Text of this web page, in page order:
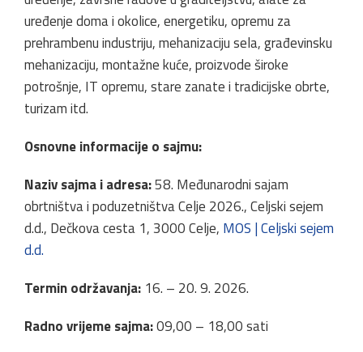
uređenje doma i okolice, energetiku, opremu za
prehrambenu industriju, mehanizaciju sela, građevinsku
mehanizaciju, montažne kuće, proizvode široke
potrošnje, IT opremu, stare zanate i tradicijske obrte,
turizam itd.
Osnovne informacije o sajmu:
Naziv sajma i adresa:58. Međunarodni sajam
obrtništva i poduzetništva Celje 2026., Celjski sejem
d.d., Dečkova cesta 1, 3000 Celje, MOS | Celjski sejem
d.d.
Termin održavanja: 16. – 20. 9. 2026.
Radno vrijeme sajma:09,00 – 18,00 sati